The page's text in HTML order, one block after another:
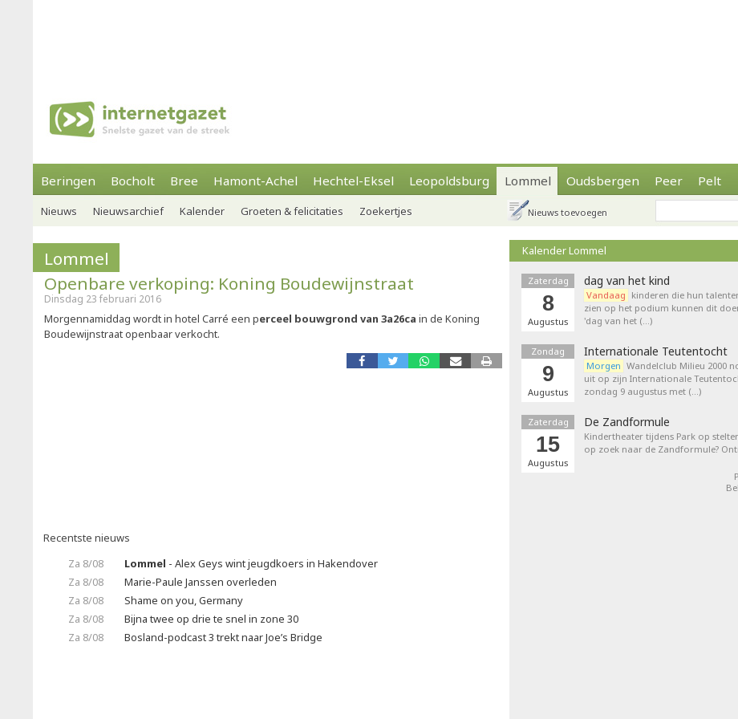
Beringen Bocholt Bree Hamont-Achel Hechtel-Eksel Leopoldsburg Lommel Oudsbergen Peer Pelt
Nieuws Nieuwsarchief Kalender Groeten & felicitaties Zoekertjes Nieuws toevoegen
Lommel
Openbare verkoping: Koning Boudewijnstraat
Dinsdag 23 februari 2016
Morgennamiddag wordt in hotel Carré een perceel bouwgrond van 3a26ca in de Koning
Boudewijnstraat openbaar verkocht.
Recentste nieuws
Za 8/08
Lommel - Alex Geys wint jeugdkoers in Hakendover
Za 8/08
Marie-Paule Janssen overleden
Za 8/08
Shame on you, Germany
Za 8/08
Bijna twee op drie te snel in zone 30
Za 8/08
Bosland-podcast 3 trekt naar Joe’s Bridge
Kalender Lommel
Zaterdag
8
Augustus
dag van het kind
Vandaag kinderen die hun
zien op het podium kunnen dit
'dag van het (…)
Zondag
9
Augustus
Internationale Teutentocht
Morgen Wandelclub Milieu 2000
uit op zijn Internationale
zondag 9 augustus met (…)
Zaterdag
15
Augustus
De Zandformule
Kindertheater tijdens Park op
op zoek naar de Zandformule?